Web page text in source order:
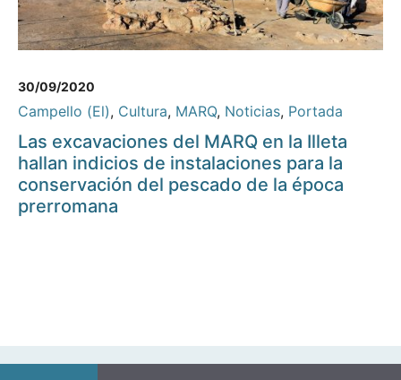
30/09/2020
Campello (El), Cultura, MARQ, Noticias, Portada
Las excavaciones del MARQ en la Illeta
hallan indicios de instalaciones para la
conservación del pescado de la época
prerromana